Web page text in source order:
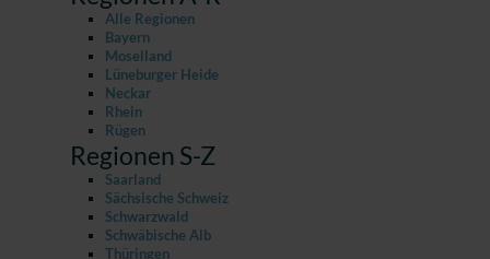
Alle Regionen
Bayern
Moselland
Lüneburger Heide
Neckar
Rhein
Rügen
Regionen S-Z
Saarland
Sächsische Schweiz
Schwarzwald
Schwäbische Alb
Thüringen